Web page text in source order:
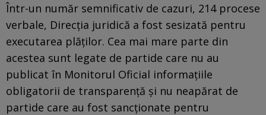
Într-un număr semnificativ de cazuri, 214 procese
verbale, Direcția juridică a fost sesizată pentru
executarea plăților. Cea mai mare parte din
acestea sunt legate de partide care nu au
publicat în Monitorul Oficial informațiile
obligatorii de transparență și nu neapărat de
partide care au fost sancționate pentru